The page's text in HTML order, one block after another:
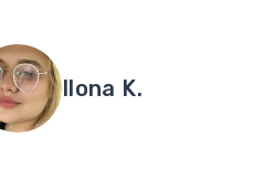
Ilona K.